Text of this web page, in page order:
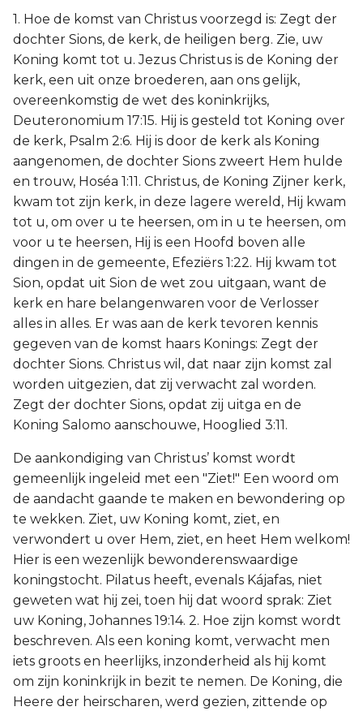
1. Hoe de komst van Christus voorzegd is: Zegt der
dochter Sions, de kerk, de heiligen berg. Zie, uw
Koning komt tot u. Jezus Christus is de Koning der
kerk, een uit onze broederen, aan ons gelijk,
overeenkomstig de wet des koninkrijks,
Deuteronomium 17:15. Hij is gesteld tot Koning over
de kerk, Psalm 2:6. Hij is door de kerk als Koning
aangenomen, de dochter Sions zweert Hem hulde
en trouw, Hoséa 1:11. Christus, de Koning Zijner kerk,
kwam tot zijn kerk, in deze lagere wereld, Hij kwam
tot u, om over u te heersen, om in u te heersen, om
voor u te heersen, Hij is een Hoofd boven alle
dingen in de gemeente, Efeziërs 1:22. Hij kwam tot
Sion, opdat uit Sion de wet zou uitgaan, want de
kerk en hare belangenwaren voor de Verlosser
alles in alles. Er was aan de kerk tevoren kennis
gegeven van de komst haars Konings: Zegt der
dochter Sions. Christus wil, dat naar zijn komst zal
worden uitgezien, dat zij verwacht zal worden.
Zegt der dochter Sions, opdat zij uitga en de
Koning Salomo aanschouwe, Hooglied 3:11.
De aankondiging van Christus’ komst wordt
gemeenlijk ingeleid met een "Ziet!" Een woord om
de aandacht gaande te maken en bewondering op
te wekken. Ziet, uw Koning komt, ziet, en
verwondert u over Hem, ziet, en heet Hem welkom!
Hier is een wezenlijk bewonderenswaardige
koningstocht. Pilatus heeft, evenals Kájafas, niet
geweten wat hij zei, toen hij dat woord sprak: Ziet
uw Koning, Johannes 19:14. 2. Hoe zijn komst wordt
beschreven. Als een koning komt, verwacht men
iets groots en heerlijks, inzonderheid als hij komt
om zijn koninkrijk in bezit te nemen. De Koning, die
Heere der heirscharen, werd gezien, zittende op